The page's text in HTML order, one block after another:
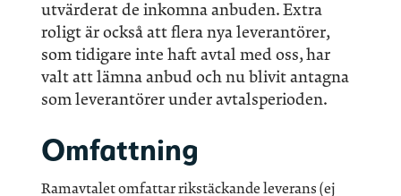
utvärderat de inkomna anbuden. Extra
roligt är också att flera nya leverantörer,
som tidigare inte haft avtal med oss, har
valt att lämna anbud och nu blivit antagna
som leverantörer under avtalsperioden.
Omfattning
Ramavtalet omfattar rikstäckande leverans (ej